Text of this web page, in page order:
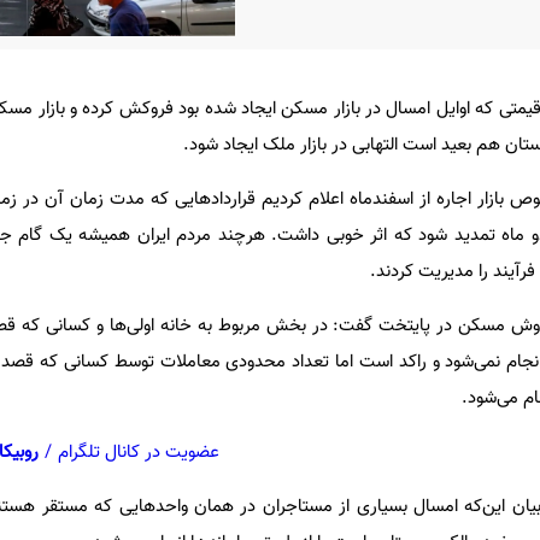
که اوایل امسال در بازار مسکن ایجاد شده بود فروکش کرده و بازار
هم بعید است التهابی در بازار ملک ایجاد شود.
بازار اجاره از اسفندماه اعلام کردیم قراردادهایی که مدت زمان آن
تمدید شود که اثر خوبی داشت. هرچند مردم ایران همیشه یک گام
را مدیریت کردند.
مسکن در پایتخت گفت: در بخش مربوط به خانه اولی‌ها و کسانی که
نمی‌شود و راکد است اما تعداد محدودی معاملات توسط کسانی که
می‌شود.
عضویت در کانال تلگرام / روبیکا
این‌که امسال بسیاری از مستاجران در همان واحدهایی که مستقر